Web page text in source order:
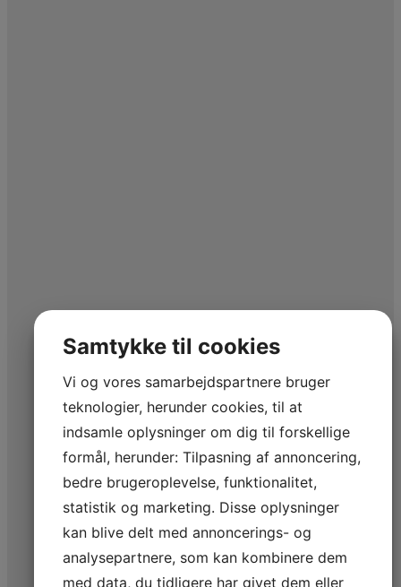
Samtykke til cookies
Vi og vores samarbejdspartnere bruger
teknologier, herunder cookies, til at
indsamle oplysninger om dig til forskellige
formål, herunder: Tilpasning af annoncering,
bedre brugeroplevelse, funktionalitet,
statistik og marketing. Disse oplysninger
kan blive delt med annoncerings- og
analysepartnere, som kan kombinere dem
med data, du tidligere har givet dem eller